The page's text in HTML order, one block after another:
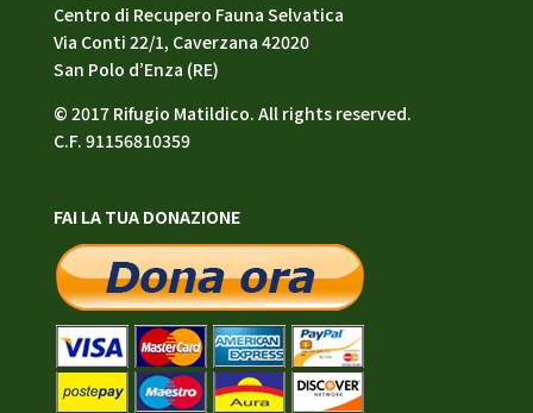
Centro di Recupero Fauna Selvatica
Via Conti 22/1, Caverzana 42020
San Polo d’Enza (RE)
© 2017 Rifugio Matildico. All rights reserved.
C.F. 91156810359
FAI LA TUA DONAZIONE